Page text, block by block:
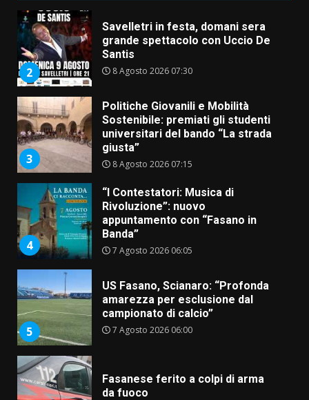
2
Savelletri in festa, domani sera
grande spettacolo con Uccio De
Santis
8 Agosto 2026 07:30
3
Politiche Giovanili e Mobilità
Sostenibile: premiati gli studenti
universitari del bando “La strada
giusta”
8 Agosto 2026 07:15
4
“I Contestatori: Musica di
Rivoluzione”: nuovo
appuntamento con “Fasano in
Banda”
7 Agosto 2026 06:05
5
US Fasano, Scianaro: “Profonda
amarezza per esclusione dal
campionato di calcio”
7 Agosto 2026 06:00
Fasanese ferito a colpi di arma
da fuoco